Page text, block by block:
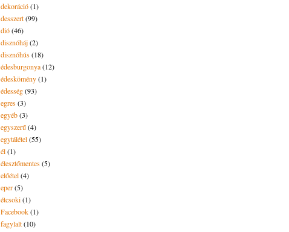
dekoráció(1)
desszert(99)
dió(46)
disznóháj(2)
disznóhús(18)
édesburgonya(12)
édeskömény(1)
édesség(93)
egres(3)
egyéb(3)
egyszerű(4)
egytálétel(55)
él(1)
élesztőmentes(5)
előétel(4)
eper(5)
étcsoki(1)
Facebook(1)
fagylalt(10)